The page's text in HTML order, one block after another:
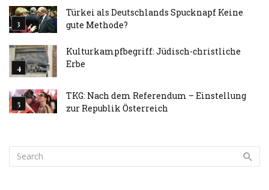
Türkei als Deutschlands Spucknapf Keine
gute Methode?
Kulturkampfbegriff: Jüdisch-christliche
Erbe
TKG: Nach dem Referendum – Einstellung
zur Republik Österreich